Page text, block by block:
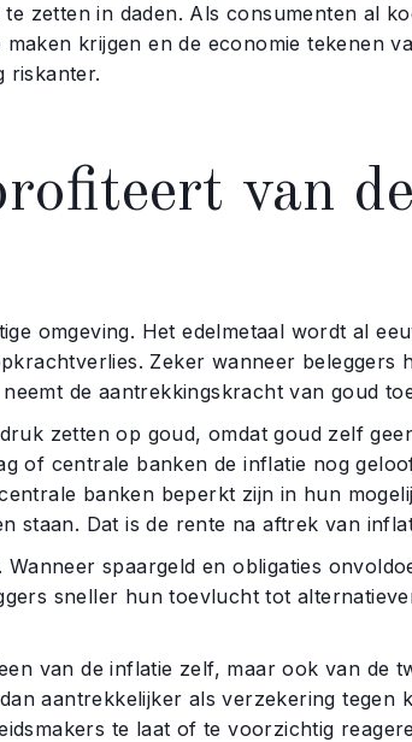
zetten in daden. Als consumenten al
krijgen en de economie tekenen
riskanter.
van
omgeving. Het edelmetaal wordt al
Zeker wanneer beleggers
de aantrekkingskracht van goud
zetten op goud, omdat goud zelf
of centrale banken de inflatie nog
banken beperkt zijn in hun
staan. Dat is de rente na aftrek van
spaargeld en obligaties
sneller hun toevlucht tot
van de inflatie zelf, maar ook van de
aantrekkelijker als verzekering tegen
te laat of te voorzichtig